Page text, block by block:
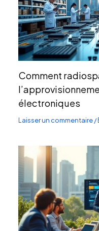
Comment
électroniques
Laisser un commentaire/